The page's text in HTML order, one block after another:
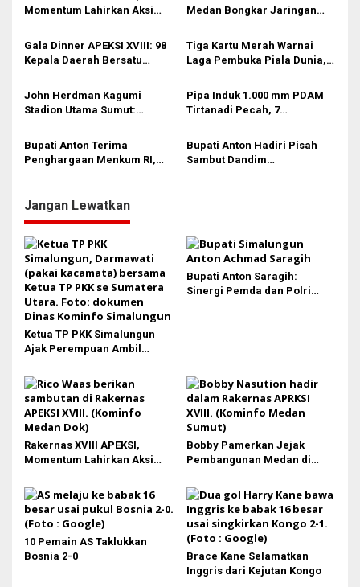
i
o
Momentum Lahirkan Aksi
Medan Bongkar Jaringan
Kg Daun Haram Gagal
Beredar!
Gala Dinner APEKSI XVIII: 98
Kepala Daerah Bersatu
Tiga Kartu Merah Warnai
Laga Pembuka Piala Dunia,
John Herdman Kagumi
Stadion Utama Sumut:
Pipa Induk 1.000 mm PDAM
Tirtanadi Pecah, 7
Serdang Kering Kerontang
Bupati Anton Terima
Penghargaan Menkum RI,
Bupati Anton Hadiri Pisah
Sambut Dandim
Jangan Lewatkan
Ketua TP PKK Simalungun
Ajak Perempuan Ambil
Pembangunan
Bupati Anton Saragih:
Sinergi Pemda dan Polri
Rakernas XVIII APEKSI,
Momentum Lahirkan Aksi
Bobby Pamerkan Jejak
Pembangunan Medan di
Revitalisasi Stadion Teladan
hingga BRT Listrik
10 Pemain AS Taklukkan
Bosnia 2-0
Brace Kane Selamatkan
Inggris dari Kejutan Kongo